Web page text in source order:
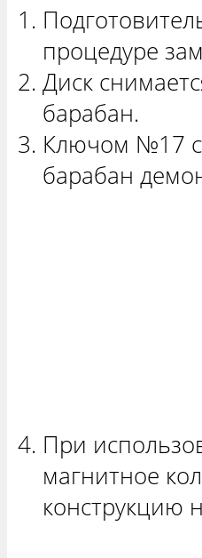
процедуре
Диск
барабан.
Ключом №17
барабан
При
магнитное
конструкцию